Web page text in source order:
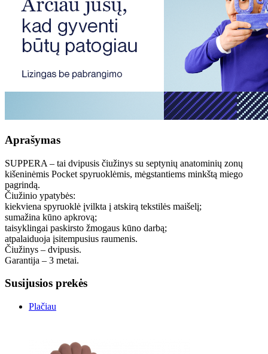
Aprašymas
SUPPERA – tai dvipusis čiužinys su septynių anatominių zonų
kišeninėmis Pocket spyruoklėmis, mėgstantiems minkštą miego
pagrindą.
Čiužinio ypatybės:
kiekviena spyruoklė įvilkta į atskirą tekstilės maišelį;
sumažina kūno apkrovą;
taisyklingai paskirsto žmogaus kūno darbą;
atpalaiduoja įsitempusius raumenis.
Čiužinys – dvipusis.
Garantija – 3 metai.
Susijusios prekės
Plačiau